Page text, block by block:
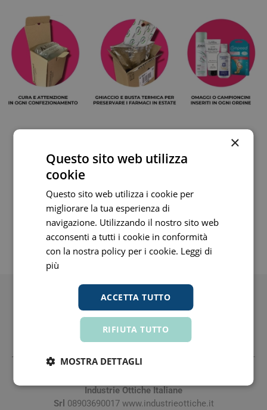
RECENSIONI
CONTATTACI
SPEDIZIONE
Montatura in leggiero materiale organico iniettato. Aste con
rinforzo intrno in acciaio e cerniera con meccanismo
flessibile a molla. Lenti asferiche, ultrasottili ed infrangibili,
con trattamento antiriflesso e antigraffio.
Industrie Ottiche Italiane
Srl 08903690017 www.industrieottiche.it
×
Questo sito web utilizza
cookie
Questo sito web utilizza i cookie per
migliorare la tua esperienza di
navigazione. Utilizzando il nostro sito web
acconsenti a tutti i cookie in conformità
con la nostra policy per i cookie. Leggi di
più
ACCETTA TUTTO
RIFIUTA TUTTO
MOSTRA DETTAGLI